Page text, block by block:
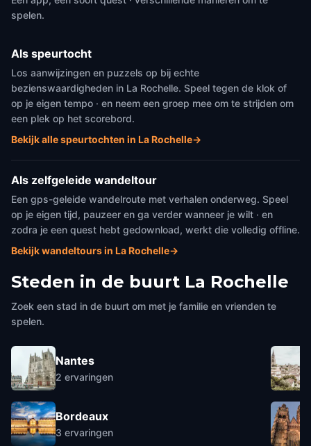
spelen.
Als speurtocht
Los aanwijzingen en puzzels op bij echte
bezienswaardigheden in La Rochelle. Speel tegen de klok of
op je eigen tempo · en neem een groep mee om te strijden om
een plek op het scorebord.
Bekijk alle speurtochten in La Rochelle→
Als zelfgeleide wandeltour
Een gps-geleide wandelroute met verhalen onderweg. Speel
op je eigen tijd, pauzeer en ga verder wanneer je wilt · en
zodra je een quest hebt gedownload, werkt die volledig offline.
Bekijk wandeltours in La Rochelle→
Steden in de buurt La Rochelle
Zoek een stad in de buurt om met je familie en vrienden te
spelen.
Nantes
2 ervaringen
Bordeaux
3 ervaringen